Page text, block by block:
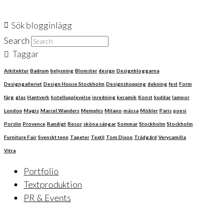
Sök blogginlägg
Search
Taggar
Arkitektur Badrum belysning Blomster design Designbloggarna
Designgalleriet Design House Stockholm Designshopping dukning fest Form
färg glas Hantverk hotellupplevelse inredning keramik Konst kuddar lampor
London Magis Marcel Wanders Memphis Milano mässa Möbler Paris poesi
Porslin Provence Randigt Resor sköna sängar Sommar Stockholm Stockholm
Furniture Fair Svenskt tenn Tapeter Textil Tom Dixon Trädgård Verycamilla
Vitra
Portfolio
Textproduktion
PR & Events